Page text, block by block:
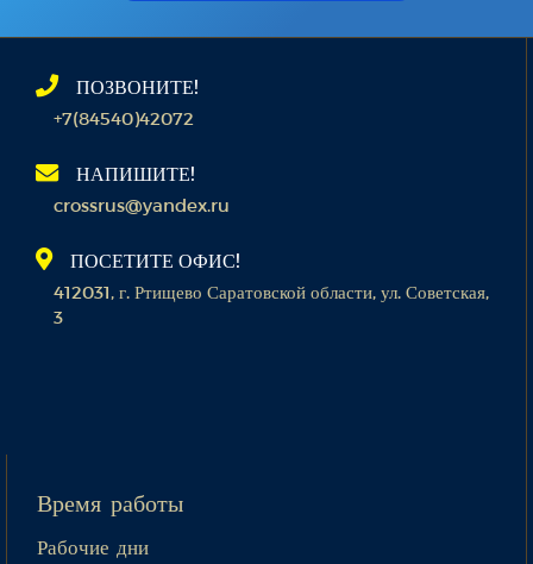
ПОЗВОНИТЕ!
+7(84540)42072
НАПИШИТЕ!
crossrus@yandex.ru
ПОСЕТИТЕ ОФИС!
412031, г. Ртищево Саратовской области, ул. Советская,
3
Время работы
Рабочие дни